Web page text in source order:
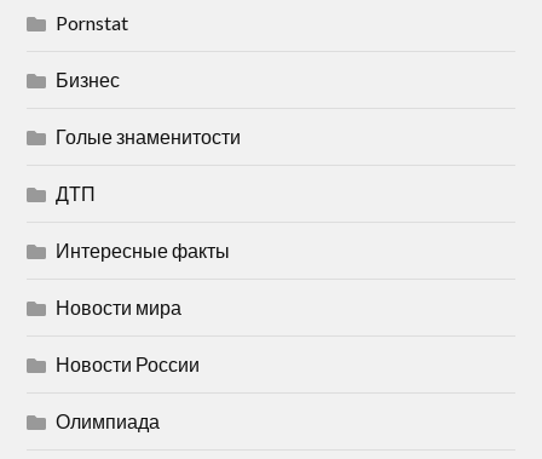
Pornstat
Бизнес
Голые знаменитости
ДТП
Интересные факты
Новости мира
Новости России
Олимпиада